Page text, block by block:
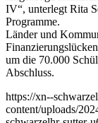
IV“, unterlegt Rita
Programme.
Länder und
um die 70.000
Abschluss.
https://xn--
content/uploads/